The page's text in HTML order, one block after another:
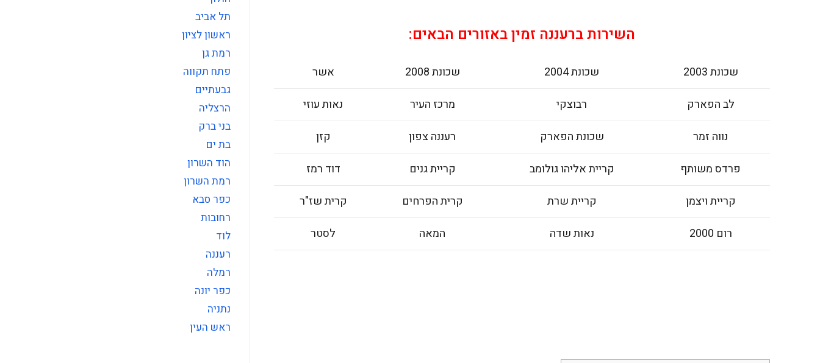
השירות ברעננה זמין באזורים הבאים:
שכונת 2003 שכונת 2004 שכונת 2008
אשר
לב הפארק
רבוצקי מרכז העיר
נאות עוזי
נווה זמר
שכונת הפארק רעננה צפון
קזן
פרדס משותף
קריית אליהו גולומב קריית גנים
דוד רמז
קריית ויצמן
קריית שרת קרית הפרחים
קרית שז"ר
רום 2000
נאות שדה המאה לסטר
תל אביב
ראשון לציון
רמת גן
פתח תקווה
גבעתיים
הרצליה
בני ברק
בת ים
הוד השרון
רמת השרון
כפר סבא
רחובות
לוד
רעננה
רמלה
כפר יונה
נתניה
ראש העין